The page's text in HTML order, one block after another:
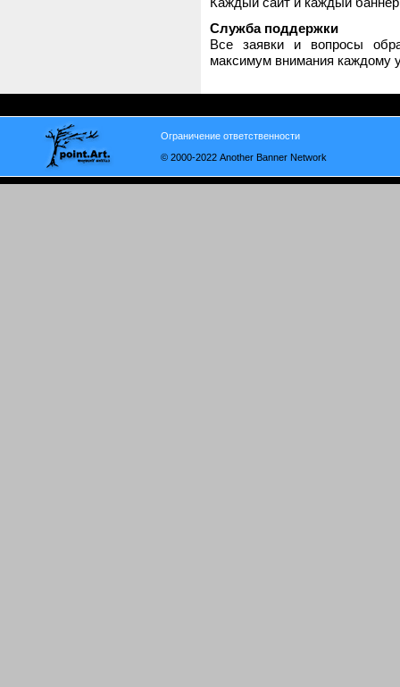
Служба поддержки
Все заявки и вопросы
максимум внимания каждому
Ограничение ответственности
© 2000-2022 Another Banner Network